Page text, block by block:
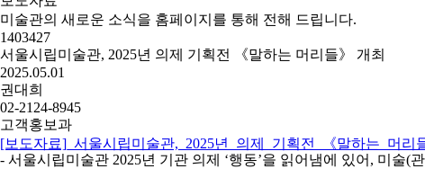
미술관의 새로운 소식을 홈페이지를 통해 전해 드립니다.
1403427
서울시립미술관, 2025년 의제 기획전 《말하는 머리들》 개최
2025.05.01
권대희
02-2124-8945
고객홍보과
[보도자료]_서울시립미술관,_2025년_의제_기획전_《말하는_머리
- 서울시립미술관 2025년 기관 의제 ‘행동’을 읽어냄에 있어, 미술(